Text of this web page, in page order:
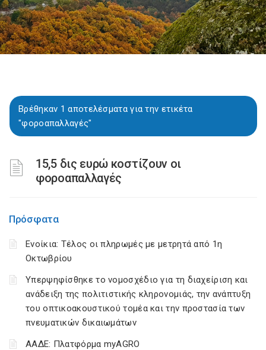
Βρέθηκαν 1 αποτελέσματα για την ετικέτα
"φοροαπαλλαγές"
15,5 δις ευρώ κοστίζουν οι
φοροαπαλλαγές
Πρόσφατα
Ενοίκια: Τέλος οι πληρωμές με μετρητά από 1η
Οκτωβρίου
Υπερψηφίσθηκε το νομοσχέδιο για τη διαχείριση και
ανάδειξη της πολιτιστικής κληρονομιάς, την ανάπτυξη
του οπτικοακουστικού τομέα και την προστασία των
πνευματικών δικαιωμάτων
ΑΑΔΕ: Πλατφόρμα myAGRO